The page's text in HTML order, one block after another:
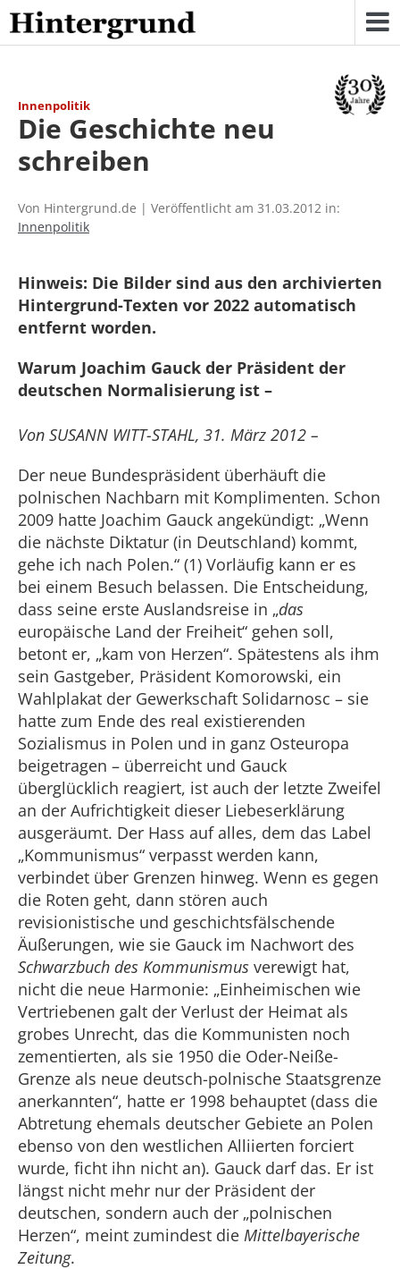
Skip
to
content
Innenpolitik
Die Geschichte neu
schreiben
Von Hintergrund.de | Veröffentlicht am 31.03.2012 in:
Innenpolitik
Hinweis: Die Bilder sind aus den archivierten
Hintergrund-Texten vor 2022 automatisch
entfernt worden.
Warum Joachim Gauck der Präsident der
deutschen Normalisierung ist –
Von SUSANN WITT-STAHL, 31. März 2012 –
Der neue Bundespräsident überhäuft die
polnischen Nachbarn mit Komplimenten. Schon
2009 hatte Joachim Gauck angekündigt: „Wenn
die nächste Diktatur (in Deutschland) kommt,
gehe ich nach Polen.“ (1) Vorläufig kann er es
bei einem Besuch belassen. Die Entscheidung,
dass seine erste Auslandsreise in „das
europäische Land der Freiheit“ gehen soll,
betont er, „kam von Herzen“. Spätestens als ihm
sein Gastgeber, Präsident Komorowski, ein
Wahlplakat der Gewerkschaft Solidarnosc – sie
hatte zum Ende des real existierenden
Sozialismus in Polen und in ganz Osteuropa
beigetragen – überreicht und Gauck
überglücklich reagiert, ist auch der letzte Zweifel
an der Aufrichtigkeit dieser Liebeserklärung
ausgeräumt. Der Hass auf alles, dem das Label
„Kommunismus“ verpasst werden kann,
verbindet über Grenzen hinweg. Wenn es gegen
die Roten geht, dann stören auch
revisionistische und geschichtsfälschende
Äußerungen, wie sie Gauck im Nachwort des
Schwarzbuch des Kommunismus verewigt hat,
nicht die neue Harmonie: „Einheimischen wie
Vertriebenen galt der Verlust der Heimat als
grobes Unrecht, das die Kommunisten noch
zementierten, als sie 1950 die Oder-Neiße-
Grenze als neue deutsch-polnische Staatsgrenze
anerkannten“, hatte er 1998 behauptet (dass die
Abtretung ehemals deutscher Gebiete an Polen
ebenso von den westlichen Alliierten forciert
wurde, ficht ihn nicht an). Gauck darf das. Er ist
längst nicht mehr nur der Präsident der
deutschen, sondern auch der „polnischen
Herzen“, meint zumindest die Mittelbayerische
Zeitung.